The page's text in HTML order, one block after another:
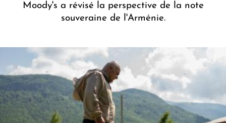
Moody's a révisé la perspective de la note
souveraine de l'Arménie.